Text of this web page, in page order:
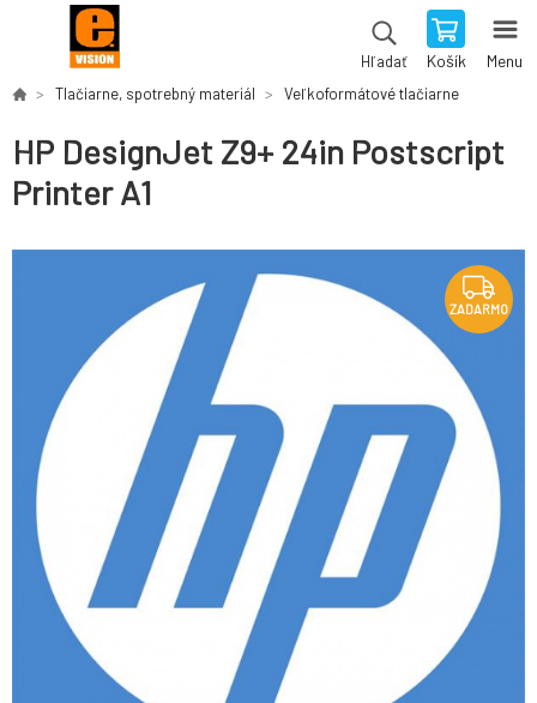
Hľadať Košík Menu
Tlačiarne, spotrebný materiál Veľkoformátové tlačiarne
HP DesignJet Z9+ 24in Postscript
Printer A1
ZADARMO